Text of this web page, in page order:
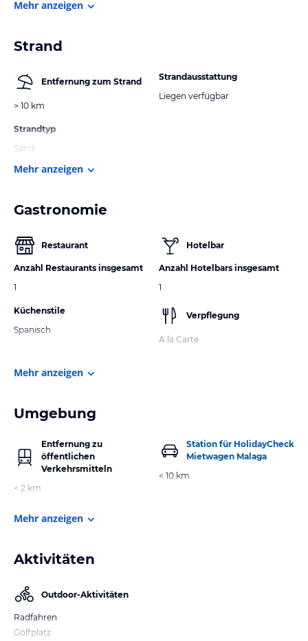
Mehr anzeigen
Strand
Entfernung zum Strand
> 10 km
Strandtyp
Sand
Strandausstattung
Liegen verfügbar
Mehr anzeigen
Gastronomie
Restaurant
Anzahl Restaurants insgesamt
1
Küchenstile
Spanisch
Hotelbar
Anzahl Hotelbars insgesamt
1
Verpflegung
A la Carte
Mehr anzeigen
Umgebung
Entfernung zu
öffentlichen
Verkehrsmitteln
< 2 km
Station für HolidayCheck
Mietwagen Malaga
< 10 km
Mehr anzeigen
Aktivitäten
Outdoor-Aktivitäten
Radfahren
Golfplatz